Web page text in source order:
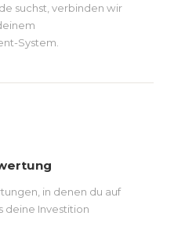
suchst, verbinden wir
System.
in denen du auf
deine Investition